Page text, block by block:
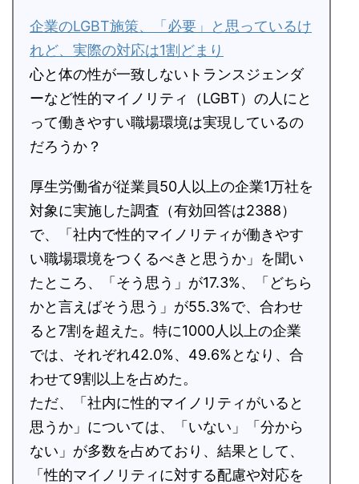
企業のLGBT施策、「必要」と思っているけ
れど、実際の対応は1割どまり
心と体の性が一致しないトランスジェンダ
ーなど性的マイノリティ（LGBT）の人にと
って働きやすい職場環境は実現しているの
だろうか？
厚生労働省が従業員50人以上の企業1万社を
対象に実施した調査（有効回答は2388）
で、「社内で性的マイノリティが働きやす
い職場環境をつくるべきと思うか」を聞い
たところ、「そう思う」が17.3%、「どちら
かと言えばそう思う」が55.3%で、合わせ
ると7割を超えた。特に1000人以上の企業
では、それぞれ42.0%、49.6%となり、合
わせて9割以上を占めた。
ただ、「社内に性的マイノリティがいると
思うか」については、「いない」「分から
ない」が多数を占めており、結果として、
「性的マイノリティに対する配慮や対応を